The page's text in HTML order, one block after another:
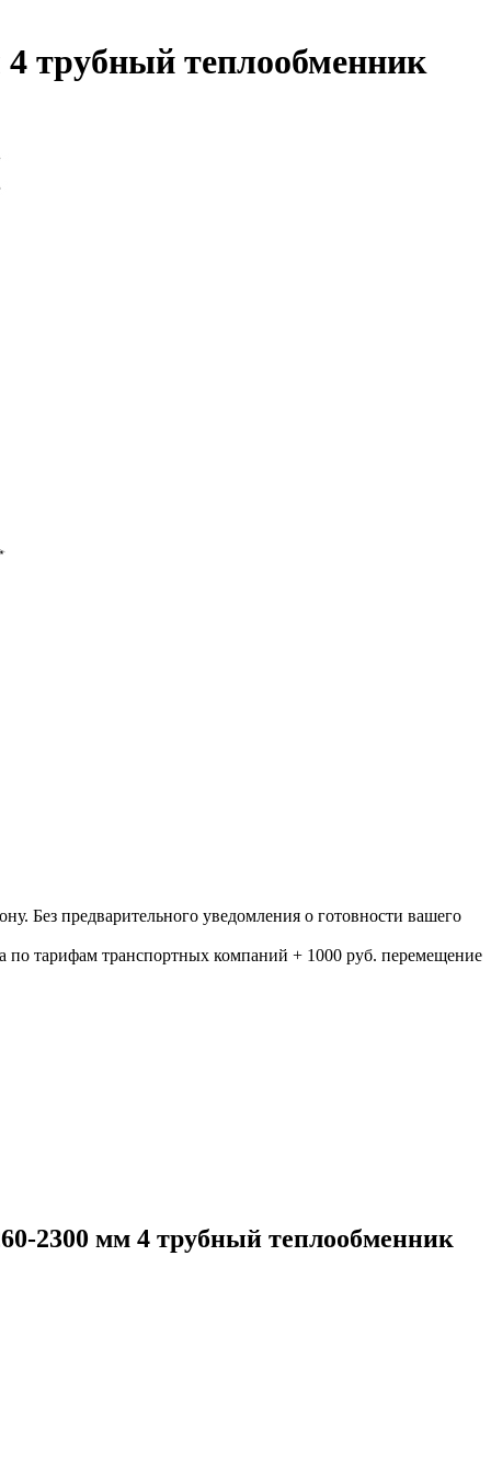
4 трубный теплообменник
Без предварительного уведомления о готовности вашего
тарифам транспортных компаний + 1000 руб. перемещение
2300 мм 4 трубный теплообменник